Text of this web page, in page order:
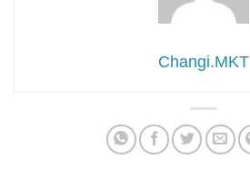
Changi.MKT